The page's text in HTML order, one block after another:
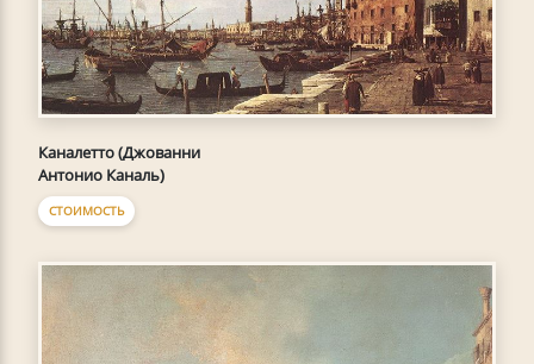
Каналетто (Джованни
Антонио Каналь)
СТОИМОСТЬ